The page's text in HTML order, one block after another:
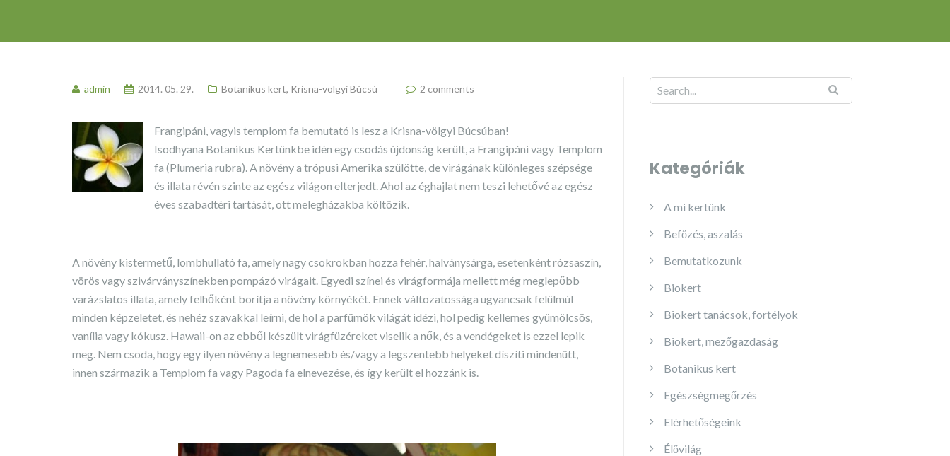
admin 2014. 05. 29. Botanikus kert, Krisna-völgyi Búcsú 2 comments
Frangipáni, vagyis templom fa bemutató is lesz a Krisna-völgyi Búcsúban!
Isodhyana Botanikus Kertünkbe idén egy csodás újdonság került, a Frangipáni vagy Templom
fa (Plumeria rubra). A növény a trópusi Amerika szülötte, de virágának különleges szépsége
és illata révén szinte az egész világon elterjedt. Ahol az éghajlat nem teszi lehetővé az egész
éves szabadtéri tartását, ott melegházakba költözik.
A növény kistermetű, lombhullató fa, amely nagy csokrokban hozza fehér, halványsárga, esetenként rózsaszín,
vörös vagy szivárványszínekben pompázó virágait. Egyedi színei és virágformája mellett még meglepőbb
varázslatos illata, amely felhőként borítja a növény környékét. Ennek változatossága ugyancsak felülmúl
minden képzeletet, és nehéz szavakkal leírni, de hol a parfümök világát idézi, hol pedig kellemes gyümölcsös,
vanília vagy kókusz. Hawaii-on az ebből készült virágfüzéreket viselik a nők, és a vendégeket is ezzel lepik
meg. Nem csoda, hogy egy ilyen növény a legnemesebb és/vagy a legszentebb helyeket díszíti mindenütt,
innen származik a Templom fa vagy Pagoda fa elnevezése, és így került el hozzánk is.
Kategóriák
A mi kertünk
Befőzés, aszalás
Bemutatkozunk
Biokert
Biokert tanácsok, fortélyok
Biokert, mezőgazdaság
Botanikus kert
Egészségmegőrzés
Elérhetőségeink
Élővilág